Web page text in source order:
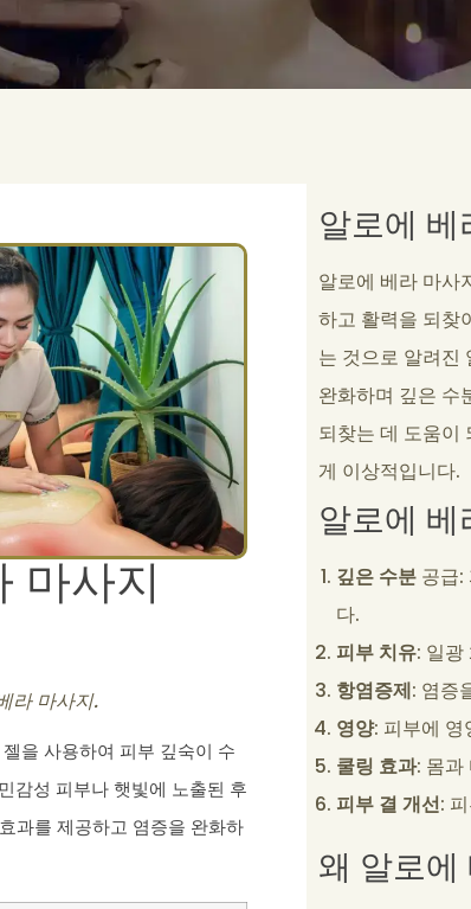
마사지
라 마사지.
을 사용하여 피부 깊숙이 수
감성 피부나 햇빛에 노출된 후
과를 제공하고 염증을 완화하
알로에
알로에 베라 마사
하고 활력을 되찾
는 것으로 알려진
완화하며 깊은 수
되찾는 데 도움이
게 이상적입니다.
알로에 베
깊은 수분 공급:
다.
피부 치유: 일광
항염증제: 염증
영양: 피부에 영
쿨링 효과: 몸과
피부 결 개선:
왜 알로